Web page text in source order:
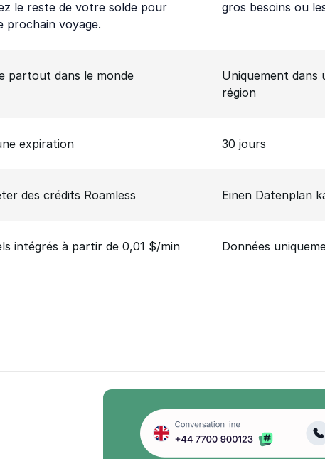
le reste de votre solde pour
prochain voyage.
gros besoins ou
partout dans le monde
Uniquement dans
région
expiration 30 jours
des crédits Roamless Einen Datenplan
intégrés à partir de 0,01 $/min Données